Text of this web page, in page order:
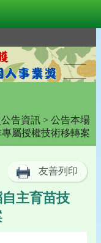
告資訊 > 公告本場
屬授權技術移轉案
友善列印
主育苗技